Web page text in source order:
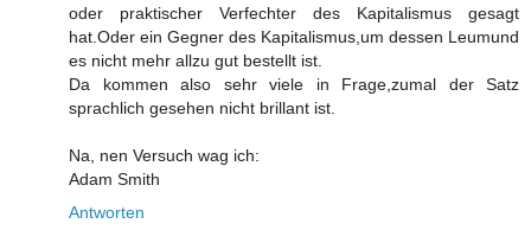
oder praktischer Verfechter des Kapitalismus gesagt
hat.Oder ein Gegner des Kapitalismus,um dessen Leumund
es nicht mehr allzu gut bestellt ist.
Da kommen also sehr viele in Frage,zumal der Satz
sprachlich gesehen nicht brillant ist.
Na, nen Versuch wag ich:
Adam Smith
Antworten